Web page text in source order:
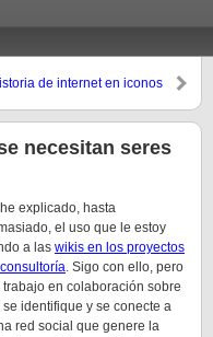
de internet en iconos
necesitan seres
explicado, hasta
el uso que le estoy
a las wikis en los proyectos
. Sigo con ello, pero
en colaboración sobre
identifique y se conecte a
red social que genere la